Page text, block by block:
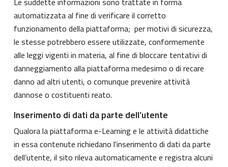
automatizzata al fine di verificare il corretto
funzionamento della piattaforma; per motivi di sicurezza,
le stesse potrebbero essere utilizzate, conformemente
alle leggi vigenti in materia, al fine di bloccare tentativi di
danneggiamento alla piattaforma medesimo o di recare
danno ad altri utenti, o comunque prevenire attività
dannose o costituenti reato.
Inserimento di dati da parte dell’utente
Qualora la piattaforma e-Learning e le attività didattiche
in essa contenute richiedano l'inserimento di dati da parte
dell’utente, il sito rileva automaticamente e registra alcuni